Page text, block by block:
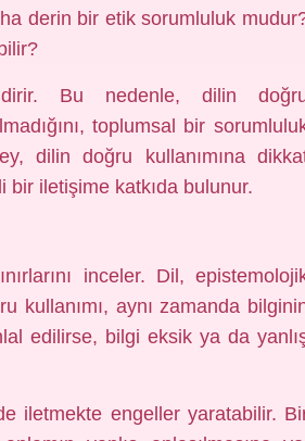
derin bir etik sorumluluk
Bu nedenle, dilin
toplumsal bir
dilin doğru kullanımına
bir iletişime katkıda bulunur.
inceler. Dil,
kullanımı, aynı zamanda
edilirse, bilgi eksik ya da
iletmekte engeller yaratabilir.